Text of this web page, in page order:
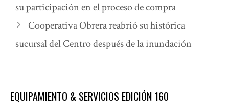
su participación en el proceso de compra
Cooperativa Obrera reabrió su histórica
sucursal del Centro después de la inundación
EQUIPAMIENTO & SERVICIOS EDICIÓN 160